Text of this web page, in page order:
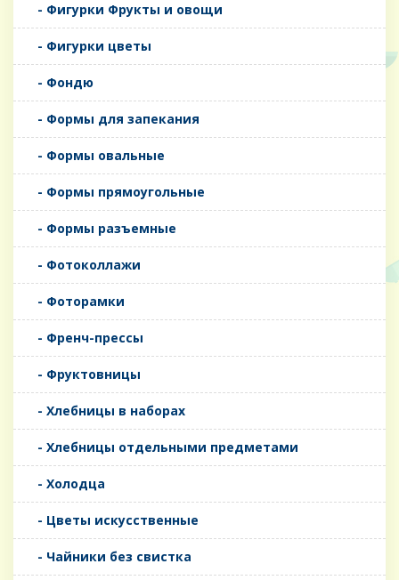
- Фигурки Фрукты и овощи
- Фигурки цветы
- Фондю
- Формы для запекания
- Формы овальные
- Формы прямоугольные
- Формы разъемные
- Фотоколлажи
- Фоторамки
- Френч-прессы
- Фруктовницы
- Хлебницы в наборах
- Хлебницы отдельными предметами
- Холодца
- Цветы искусственные
- Чайники без свистка